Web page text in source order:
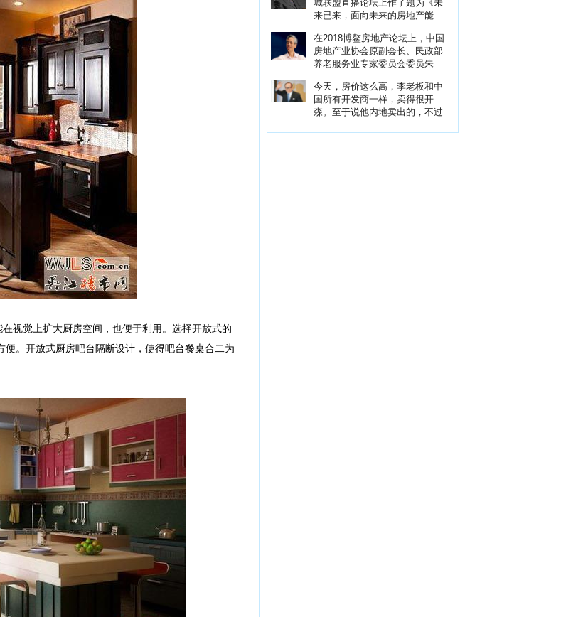
觉上扩大厨房空间，也便于利用。选择开放式的
。开放式厨房吧台隔断设计，使得吧台餐桌合二为
城联盟直播论坛上作了题为《未
来已来，面向未来的房地产能
在2018博鳌房地产论坛上，中国
房地产业协会原副会长、民政部
养老服务业专家委员会委员朱
今天，房价这么高，李老板和中
国所有开发商一样，卖得很开
森。至于说他内地卖出的，不过